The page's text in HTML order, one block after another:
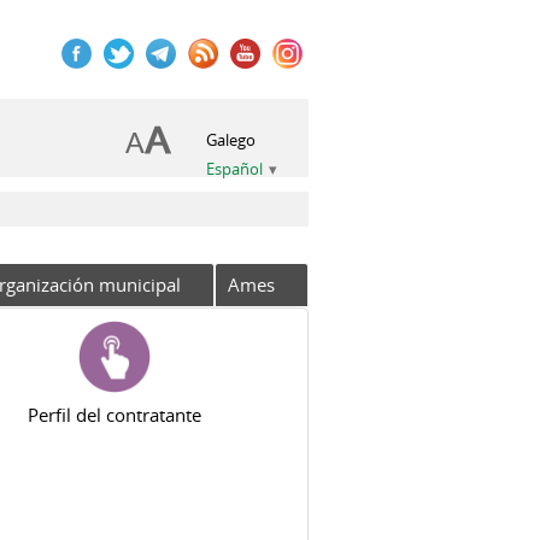
Galego
Español
municipal Ames
Perfil del contratante